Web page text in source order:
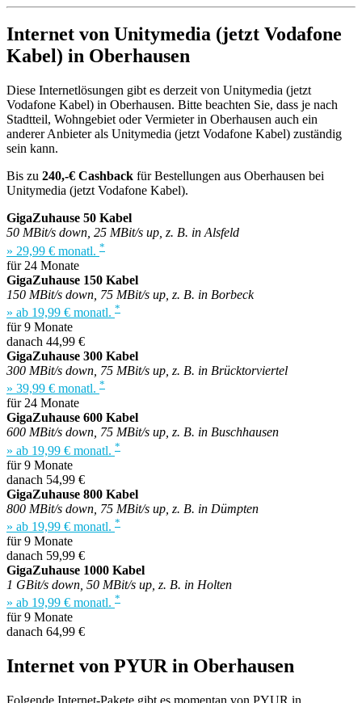
Internet von Unitymedia (jetzt Vodafone
Kabel) in Oberhausen
Diese Internetlösungen gibt es derzeit von Unitymedia (jetzt
Vodafone Kabel) in Oberhausen. Bitte beachten Sie, dass je nach
Stadtteil, Wohngebiet oder Vermieter in Oberhausen auch ein
anderer Anbieter als Unitymedia (jetzt Vodafone Kabel) zuständig
sein kann.
Bis zu 240,-€ Cashback für Bestellungen aus Oberhausen bei
Unitymedia (jetzt Vodafone Kabel).
GigaZuhause 50 Kabel
50 MBit/s down, 25 MBit/s up, z. B. in Alsfeld
» 29,99 € monatl. *
für 24 Monate
GigaZuhause 150 Kabel
150 MBit/s down, 75 MBit/s up, z. B. in Borbeck
» ab 19,99 € monatl. *
für 9 Monate
danach 44,99 €
GigaZuhause 300 Kabel
300 MBit/s down, 75 MBit/s up, z. B. in Brücktorviertel
» 39,99 € monatl. *
für 24 Monate
GigaZuhause 600 Kabel
600 MBit/s down, 75 MBit/s up, z. B. in Buschhausen
» ab 19,99 € monatl. *
für 9 Monate
danach 54,99 €
GigaZuhause 800 Kabel
800 MBit/s down, 75 MBit/s up, z. B. in Dümpten
» ab 19,99 € monatl. *
für 9 Monate
danach 59,99 €
GigaZuhause 1000 Kabel
1 GBit/s down, 50 MBit/s up, z. B. in Holten
» ab 19,99 € monatl. *
für 9 Monate
danach 64,99 €
Internet von PYUR in Oberhausen